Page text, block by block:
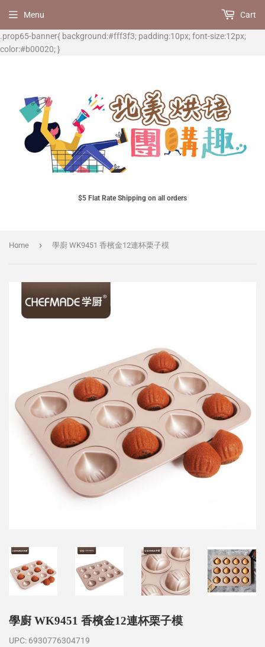
.prop65-banner{ background:#fff3f3; padding:10px; font-size:12px;
color:#b00020; }
$5 Flat Rate Shipping on all orders
Menu Cart
Home › 學廚 WK9451 香檳金12連杯栗子模
學廚 WK9451 香檳金12連杯栗子模
UPC: 6930776304719